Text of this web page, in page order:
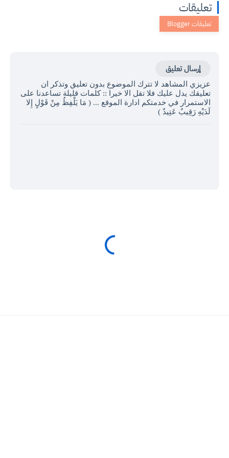
تعليقات
إرسال تعليق
عزيزي المشاهد لا تترك الموضوع بدون تعليق وتذكر ان
تعليقك يدل عليك فلا تقل الا خيرا :: كلمات قليلة تساعدنا على
الاستمرار في خدمتكم ادارة الموقع ... ( مَا يَلْفِظُ مِنْ قَوْلٍ إِلا
لَدَيْهِ رَقِيبٌ عَتِيدٌ )